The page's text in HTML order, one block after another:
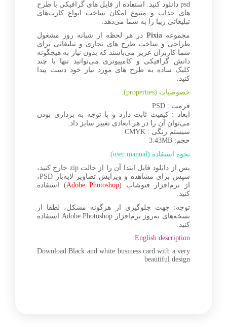
psd دانلود کنید. استفاده از فایل های گرافیکی با طرح
های جذاب و متنوع امکان ساخت انواع کارت‌های
تبلیغاتی زیبا را به شما می‌دهد.
مجموعه Pixia در هر لحظه از شبانه روز مشغول
طراحی و ساخت طرح های تجاری و تبلیغاتی برای
شما کاربران عزیز می‌باشند که بدون نیاز به هیچگونه
دانش گرافیکی و کامپیوتری می‌توانید تنها با چند
کلیک ساده به طرح های مورد نیاز خود دست پیدا
کنید.
خصوصیات (properties):
فرمت : PSD
ابعاد : کیفیت ثابت دارد و با توجه به برداری بودن
می‌توان آن را در هر ابعادی تغییر سایز داد.
سیستم رنگی : CMYK
حجم: 3.43MB
نحوه استفاده (user manual):
پس از دانلود فایل ابتدا آن را از حالت zip خارج کنید،
سپس برای مشاهده و ویرایش تصاویر لایه‌باز PSD،
از نرم‌افزار فتوشاپ (Adobe Photoshop) استفاده
کنید.
توجه: جهت جلوگیری از هرگونه مشکل، لطفا از
نسخه‌های به‌روز نرم‌افزار Adobe Photoshop استفاده
کنید.
English description:
Download Black and white business card with a very
beautiful design